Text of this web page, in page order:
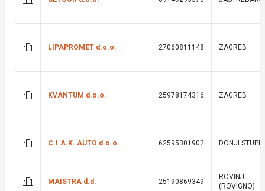
LIPAPROMET d.o.o. 27060811148 ZAGREB
KVANTUM d.o.o. 25978174316 ZAGREB
C.I.A.K. AUTO d.o.o. 62595301902 DONJI
MAISTRA d.d. 25190869349
ROVINJ
(ROVIGNO)